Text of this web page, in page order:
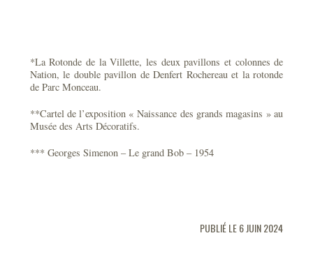
*La Rotonde de la Villette, les deux pavillons et colonnes de
Nation, le double pavillon de Denfert Rochereau et la rotonde
de Parc Monceau.
**Cartel de l’exposition « Naissance des grands magasins » au
Musée des Arts Décoratifs.
*** Georges Simenon – Le grand Bob – 1954
PUBLIÉ LE 6 JUIN 2024